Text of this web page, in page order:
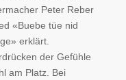
Peter Reber
«Buebe tüe nid
erklärt.
der Gefühle
am Platz. Bei